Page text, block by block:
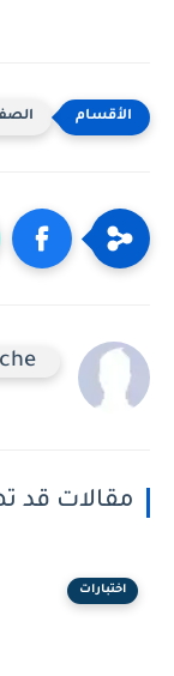
مقالات قد
اختبارات